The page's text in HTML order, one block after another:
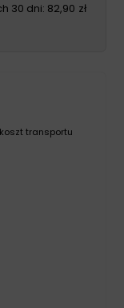
30 dni: 82,90 zł
transportu